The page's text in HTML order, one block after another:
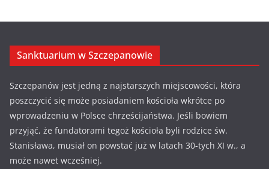
Sanktuarium w Szczepanowie
Szczepanów jest jedną z najstarszych miejscowości, która
poszczycić się może posiadaniem kościoła wkrótce po
wprowadzeniu w Polsce chrześcijaństwa. Jeśli bowiem
przyjąć, że fundatorami tegoż kościoła byli rodzice św.
Stanisława, musiał on powstać już w latach 30-tych XI w., a
może nawet wcześniej.